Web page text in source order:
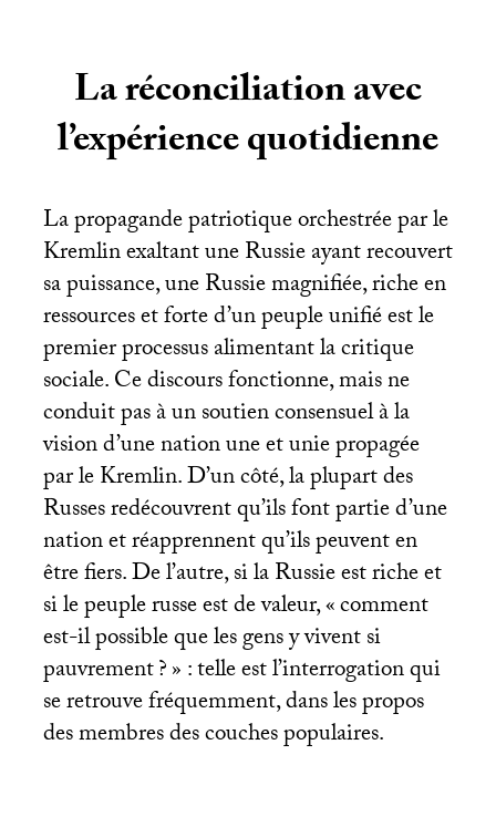
La réconciliation avec
l’expérience quotidienne
La propagande patriotique orchestrée par le
Kremlin exaltant une Russie ayant recouvert
sa puissance, une Russie magnifiée, riche en
ressources et forte d’un peuple unifié est le
premier processus alimentant la critique
sociale. Ce discours fonctionne, mais ne
conduit pas à un soutien consensuel à la
vision d’une nation une et unie propagée
par le Kremlin. D’un côté, la plupart des
Russes redécouvrent qu’ils font partie d’une
nation et réapprennent qu’ils peuvent en
être fiers. De l’autre, si la Russie est riche et
si le peuple russe est de valeur, «comment
est-il possible que les gens y vivent si
pauvrement?» : telle est l’interrogation qui
se retrouve fréquemment, dans les propos
des membres des couches populaires.